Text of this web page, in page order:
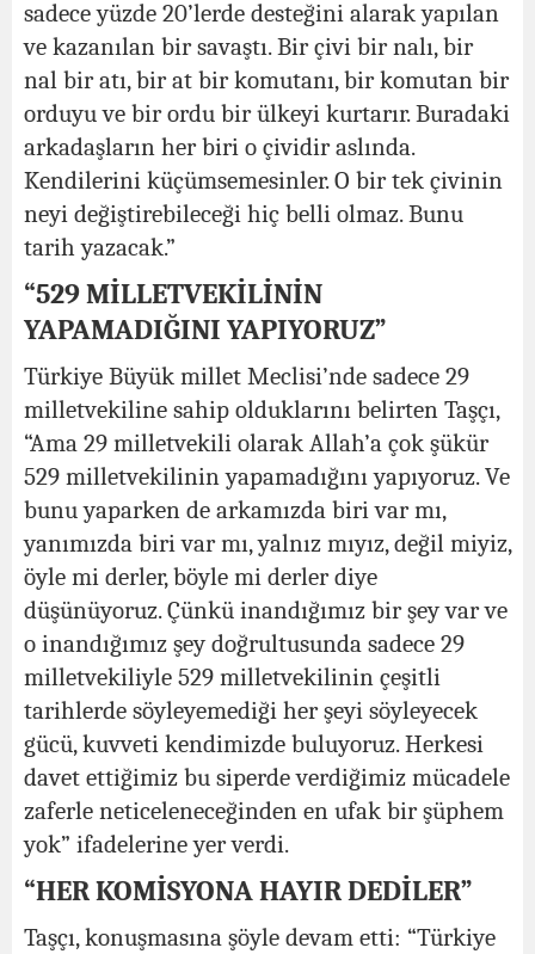
sadece yüzde 20’lerde desteğini alarak yapılan
ve kazanılan bir savaştı. Bir çivi bir nalı, bir
nal bir atı, bir at bir komutanı, bir komutan bir
orduyu ve bir ordu bir ülkeyi kurtarır. Buradaki
arkadaşların her biri o çividir aslında.
Kendilerini küçümsemesinler. O bir tek çivinin
neyi değiştirebileceği hiç belli olmaz. Bunu
tarih yazacak.”
“529 MİLLETVEKİLİNİN
YAPAMADIĞINI YAPIYORUZ”
Türkiye Büyük millet Meclisi’nde sadece 29
milletvekiline sahip olduklarını belirten Taşçı,
“Ama 29 milletvekili olarak Allah’a çok şükür
529 milletvekilinin yapamadığını yapıyoruz. Ve
bunu yaparken de arkamızda biri var mı,
yanımızda biri var mı, yalnız mıyız, değil miyiz,
öyle mi derler, böyle mi derler diye
düşünüyoruz. Çünkü inandığımız bir şey var ve
o inandığımız şey doğrultusunda sadece 29
milletvekiliyle 529 milletvekilinin çeşitli
tarihlerde söyleyemediği her şeyi söyleyecek
gücü, kuvveti kendimizde buluyoruz. Herkesi
davet ettiğimiz bu siperde verdiğimiz mücadele
zaferle neticeleneceğinden en ufak bir şüphem
yok” ifadelerine yer verdi.
“HER KOMİSYONA HAYIR DEDİLER”
Taşçı, konuşmasına şöyle devam etti: “Türkiye